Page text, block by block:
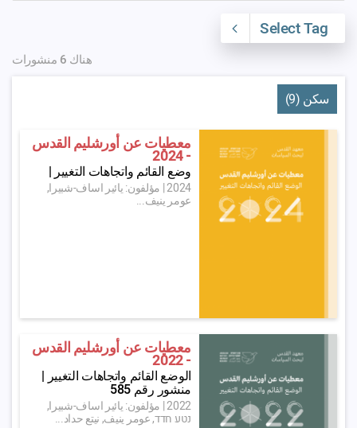
Select Tag
هناك 6 منشورات
سكن (9)
معطيات عن أورشليم القدس
- 2024
وضع القائم واتجاهات التغيير |
2024
| مؤلفون: يائير اساف-شبيرا,
عومر ينيف...
معطيات عن أورشليم القدس
- 2022
الوضع القائم واتجاهات التغيير |
منشور رقم 585
2022
| مؤلفون: يائير اساف-شبيرا,
נטע חדד, عومر ينيف, نيتع حداد...